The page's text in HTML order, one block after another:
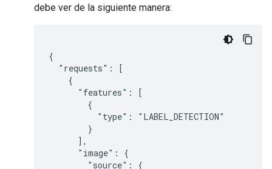
debe ver de la siguiente manera:
{
  "requests": [
    {
      "features": [
        {
          "type": "LABEL_DETECTION"
        }
      ],
      "image": {
        "source": {